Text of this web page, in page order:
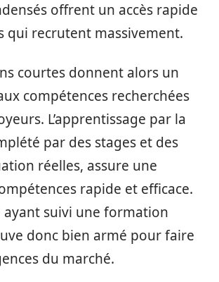
offrent un accès rapide
qui recrutent massivement.
courtes donnent alors un
compétences recherchées
L’apprentissage par la
par des stages et des
réelles, assure une
rapide et efficace.
ayant suivi une formation
donc bien armé pour faire
du marché.